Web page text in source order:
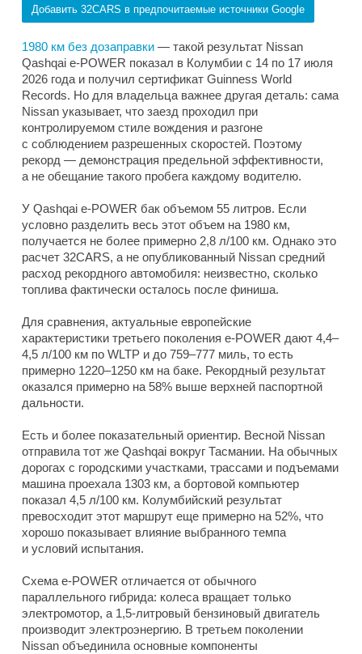
Добавить 32CARS в предпочитаемые источники Google
1980 км без дозаправки — такой результат Nissan
Qashqai e-POWER показал в Колумбии с 14 по 17 июля
2026 года и получил сертификат Guinness World
Records. Но для владельца важнее другая деталь: сама
Nissan указывает, что заезд проходил при
контролируемом стиле вождения и разгоне
с соблюдением разрешенных скоростей. Поэтому
рекорд — демонстрация предельной эффективности,
а не обещание такого пробега каждому водителю.
У Qashqai e-POWER бак объемом 55 литров. Если
условно разделить весь этот объем на 1980 км,
получается не более примерно 2,8 л/100 км. Однако это
расчет 32CARS, а не опубликованный Nissan средний
расход рекордного автомобиля: неизвестно, сколько
топлива фактически осталось после финиша.
Для сравнения, актуальные европейские
характеристики третьего поколения e-POWER дают 4,4–
4,5 л/100 км по WLTP и до 759–777 миль, то есть
примерно 1220–1250 км на баке. Рекордный результат
оказался примерно на 58% выше верхней паспортной
дальности.
Есть и более показательный ориентир. Весной Nissan
отправила тот же Qashqai вокруг Тасмании. На обычных
дорогах с городскими участками, трассами и подъемами
машина проехала 1303 км, а бортовой компьютер
показал 4,5 л/100 км. Колумбийский результат
превосходит этот маршрут еще примерно на 52%, что
хорошо показывает влияние выбранного темпа
и условий испытания.
Схема e-POWER отличается от обычного
параллельного гибрида: колеса вращает только
электромотор, а 1,5-литровый бензиновый двигатель
производит электроэнергию. В третьем поколении
Nissan объединила основные компоненты